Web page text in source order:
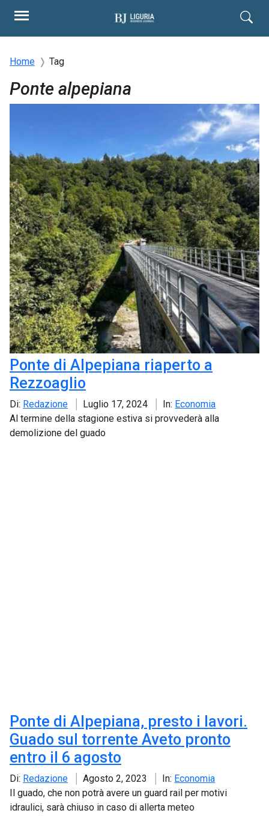
Home Tag
Ponte alpepiana
Ponte di Alpepiana riaperto a
Rezzoaglio
Di: Redazione Luglio 17, 2024 In: Economia
Al termine della stagione estiva si provvederà alla
demolizione del guado
Ponte di Alpepiana, presto i lavori.
Guado sul torrente Aveto pronto
entro il 6 agosto
Di: Redazione Agosto 2, 2023 In: Economia
Il guado, che non potrà avere un guard rail per motivi
idraulici, sarà chiuso in caso di allerta meteo